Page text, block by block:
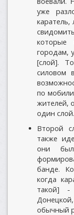
уже
каратель,
городам,
[слой].
силовом
по
жителей,
один слой.
Второй
также
они
банде.
когда
такой] -
обычный